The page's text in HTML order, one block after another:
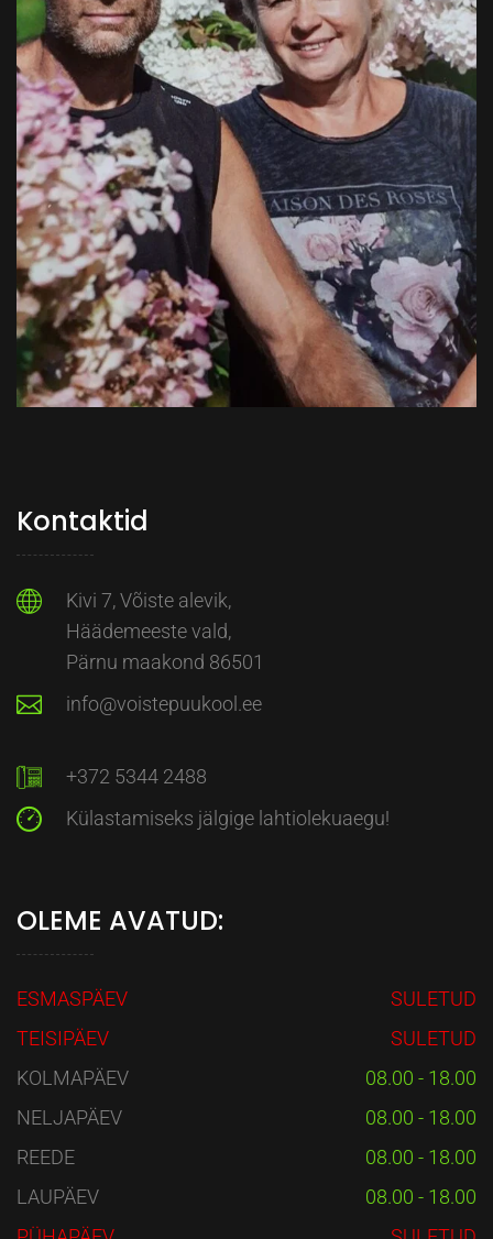
Kontaktid
Kivi 7, Võiste alevik,
Häädemeeste vald,
Pärnu maakond 86501
info@voistepuukool.ee
+372 5344 2488
Külastamiseks jälgige lahtiolekuaegu!
OLEME AVATUD:
ESMASPÄEV
SULETUD
TEISIPÄEV
SULETUD
KOLMAPÄEV
08.00 - 18.00
NELJAPÄEV
08.00 - 18.00
REEDE
08.00 - 18.00
LAUPÄEV
08.00 - 18.00